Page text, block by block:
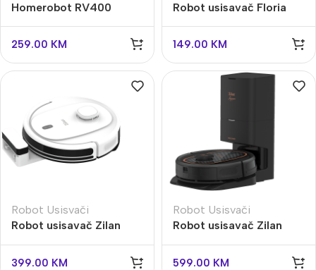
Homerobot RV400
Black
259.00 KM
Robot usisavač Floria
ZLN1948
149.00 KM
Robot Usisvači
Robot usisavač Zilan
399.00 KM
Robot Usisvači
Robot usisavač Zilan
599.00 KM